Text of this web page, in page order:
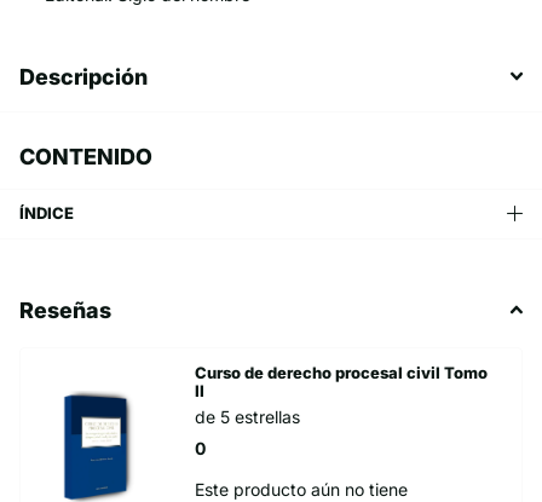
Descripción
CONTENIDO
ÍNDICE
Reseñas
Curso de derecho procesal civil Tomo
II
0
de 5 estrellas
Este producto aún no tiene